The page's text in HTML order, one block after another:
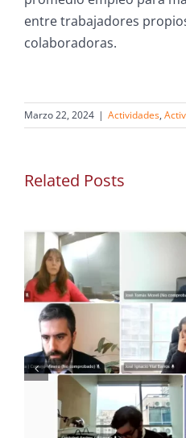
entre trabajadores
colaboradoras.
Marzo 22, 2024 | Actividades,
Related Posts